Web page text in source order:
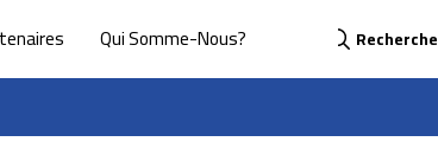
Qui Somme-Nous? Recherche